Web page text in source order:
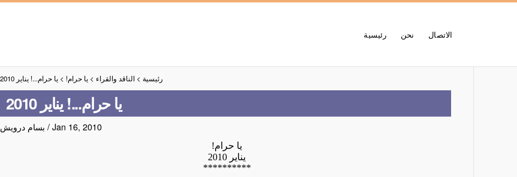
رئيسية نحن الاتصال
رئيسية >الناقد والقراء >يا حرام! >يا حرام...! يناير 2010
يا حرام...! يناير 2010
بسام درويش /Jan 16, 2010
يا حرام!
يناير 2010
**********